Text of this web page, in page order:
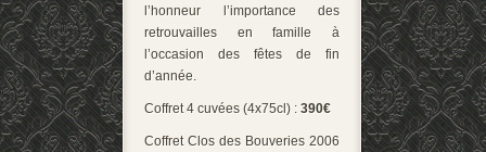
l’honneur l’importance des
retrouvailles en famille à
l’occasion des fêtes de fin
d’année.
Coffret 4 cuvées (4x75cl) : 390€
Coffret Clos des Bouveries 2006